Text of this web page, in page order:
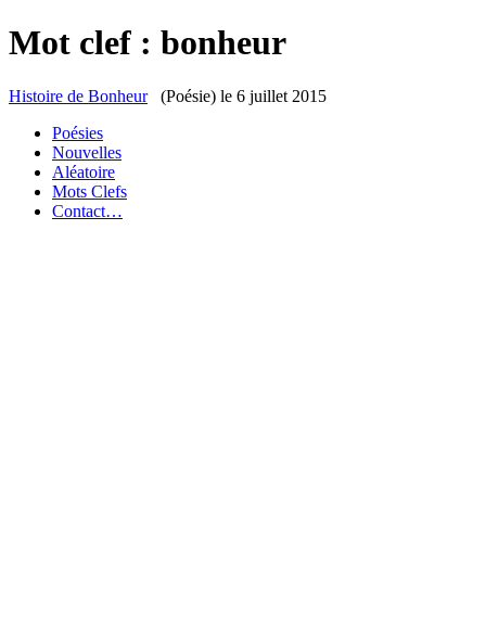
Mot clef : bonheur
Histoire de Bonheur(Poésie) le 6 juillet 2015
Poésies
Nouvelles
Aléatoire
Mots Clefs
Contact…